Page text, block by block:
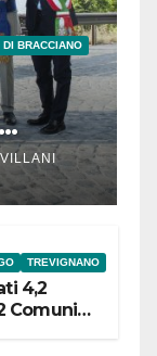
BRACCIANO
TREVIGNANO
4,2
Comuni